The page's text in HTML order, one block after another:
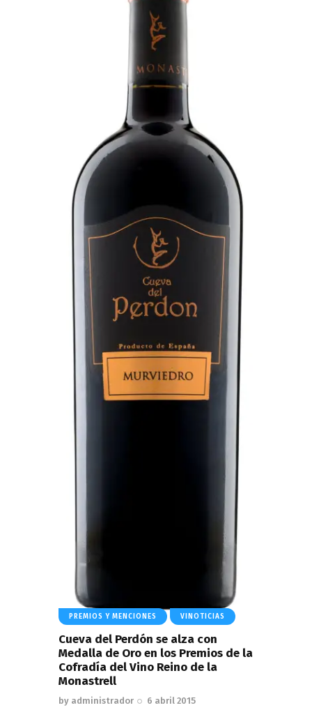
PREMIOS Y MENCIONES VINOTICIAS
Cueva del Perdón se alza con
Medalla de Oro en los Premios de la
Cofradía del Vino Reino de la
Monastrell
by administrador 6 abril 2015